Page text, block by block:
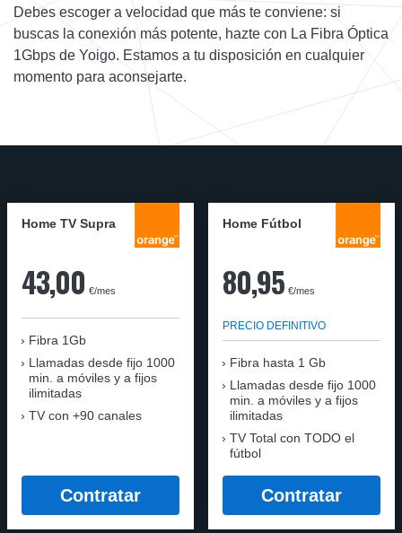
Debes escoger a velocidad que más te conviene: si
buscas la conexión más potente, hazte con La Fibra Óptica
1Gbps de Yoigo. Estamos a tu disposición en cualquier
momento para aconsejarte.
Home TV Supra
43,00 €/mes
Fibra 1Gb
Llamadas desde fijo 1000
min. a móviles y a fijos
ilimitadas
TV con +90 canales
Contratar
Home Fútbol
80,95 €/mes
PRECIO DEFINITIVO
Fibra hasta 1 Gb
Llamadas desde fijo 1000
min. a móviles y a fijos
ilimitadas
TV Total con TODO el
fútbol
Contratar